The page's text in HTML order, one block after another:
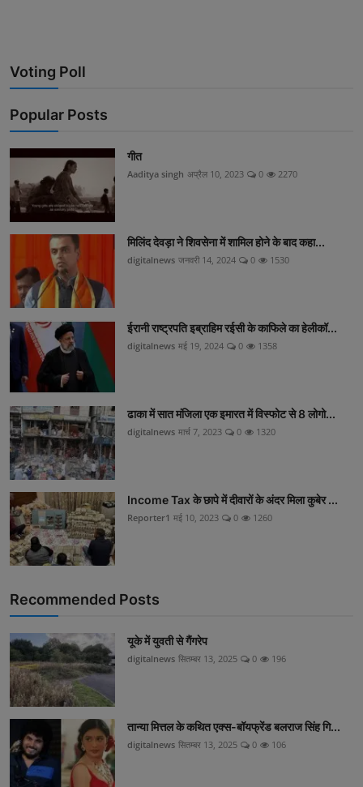
Voting Poll
Popular Posts
गीत
Aaditya singh अप्रैल 10, 2023 0 2270
मिलिंद देवड़ा ने शिवसेना में शामिल होने के बाद कहा...
digitalnews जनवरी 14, 2024 0 1530
ईरानी राष्ट्रपति इब्राहिम रईसी के काफिले का हेलीकॉ...
digitalnews मई 19, 2024 0 1358
ढाका में सात मंजिला एक इमारत में विस्फोट से 8 लोगो...
digitalnews मार्च 7, 2023 0 1320
Income Tax के छापे में दीवारों के अंदर मिला कुबेर ...
Reporter1 मई 10, 2023 0 1260
Recommended Posts
यूके में युवती से गैंगरेप
digitalnews सितम्बर 13, 2025 0 196
तान्या मित्तल के कथित एक्स-बॉयफ्रेंड बलराज सिंह गि...
digitalnews सितम्बर 13, 2025 0 106